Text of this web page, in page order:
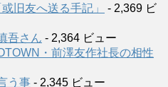
旧友へ送る手記」
- 2,369 ビ
吾さん - 2,364 ビュー
・前澤友作社長の相性
う事 - 2,345 ビュー